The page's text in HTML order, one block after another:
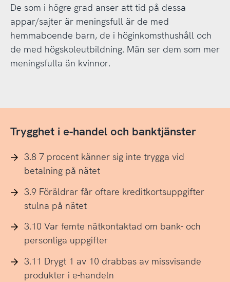
De som i högre grad anser att tid på dessa
appar/sajter är meningsfull är de med
hemmaboende barn, de i höginkomsthushåll och
de med högskoleutbildning. Män ser dem som mer
meningsfulla än kvinnor.
Trygghet i e-handel och banktjänster
3.8 7 procent känner sig inte trygga vid
betalning på nätet
3.9 Föräldrar får oftare kreditkortsuppgifter
stulna på nätet
3.10 Var femte nätkontaktad om bank- och
personliga uppgifter
3.11 Drygt 1 av 10 drabbas av missvisande
produkter i e-handeln